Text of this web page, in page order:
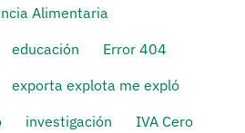
Alimentaria
educación
Error 404
exporta explota me expló
investigación
IVA Cero